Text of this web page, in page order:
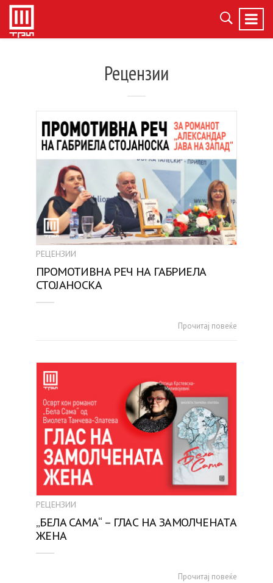
Рецензии
РЕЦЕНЗИИ
ПРОМОТИВНА РЕЧ НА ГАБРИЕЛА
СТОЈАНОСКА
Прочитај повеќе
РЕЦЕНЗИИ
„БЕЛА САМА“ – ГЛАС НА ЗАМОЛЧЕНАТА
ЖЕНА
Прочитај повеќе